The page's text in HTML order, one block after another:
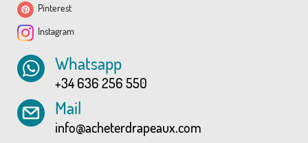
Pinterest
Instagram
Whatsapp
+34 636 256 550
Mail
info@acheterdrapeaux.com